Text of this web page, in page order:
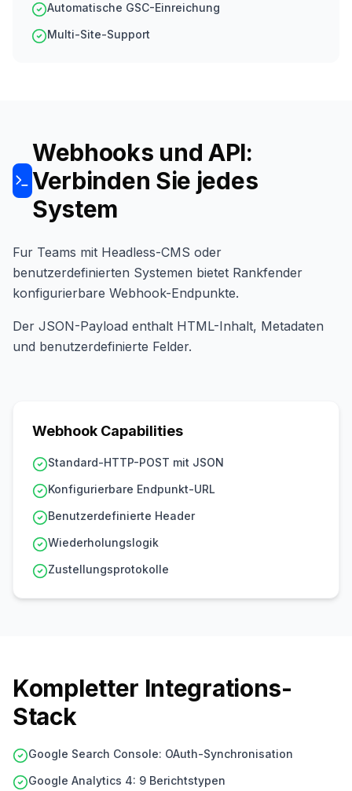
Automatische GSC-Einreichung
Multi-Site-Support
Webhooks und API:
Verbinden Sie jedes
System
Fur Teams mit Headless-CMS oder
benutzerdefinierten Systemen bietet Rankfender
konfigurierbare Webhook-Endpunkte.
Der JSON-Payload enthalt HTML-Inhalt, Metadaten
und benutzerdefinierte Felder.
Webhook Capabilities
Standard-HTTP-POST mit JSON
Konfigurierbare Endpunkt-URL
Benutzerdefinierte Header
Wiederholungslogik
Zustellungsprotokolle
Kompletter Integrations-
Stack
Google Search Console: OAuth-Synchronisation
Google Analytics 4: 9 Berichtstypen